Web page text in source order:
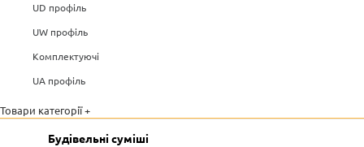
UD профіль
UW профіль
Комплектуючі
UA профіль
Товари категорії +
Будівельні суміші